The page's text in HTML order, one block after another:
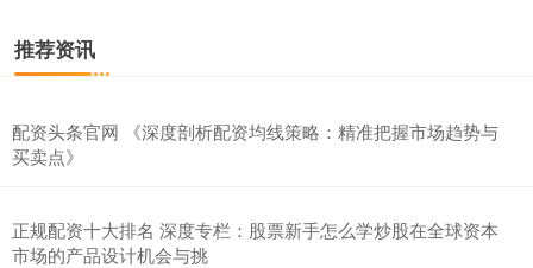
北证50 1134.24 +11.37 +1.01%
推荐资讯
配资头条官网 《深度剖析配资均线策略：精准把握市场趋势与
买卖点》
正规配资十大排名 深度专栏：股票新手怎么学炒股在全球资本
市场的产品设计机会与挑